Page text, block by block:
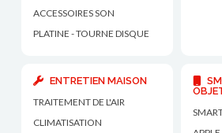
ACCESSOIRES SON
PLATINE - TOURNE DISQUE
ENTRETIEN MAISON
TRAITEMENT DE L'AIR
CLIMATISATION